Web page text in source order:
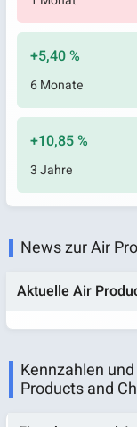
+5,40 %
6 Monate
+10,85 %
3 Jahre
News zur Air
Aktuelle Air
Kennzahlen
Products and